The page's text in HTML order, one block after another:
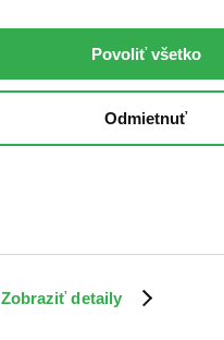
Zobraziť detaily
Povoliť všetko
Odmietnuť